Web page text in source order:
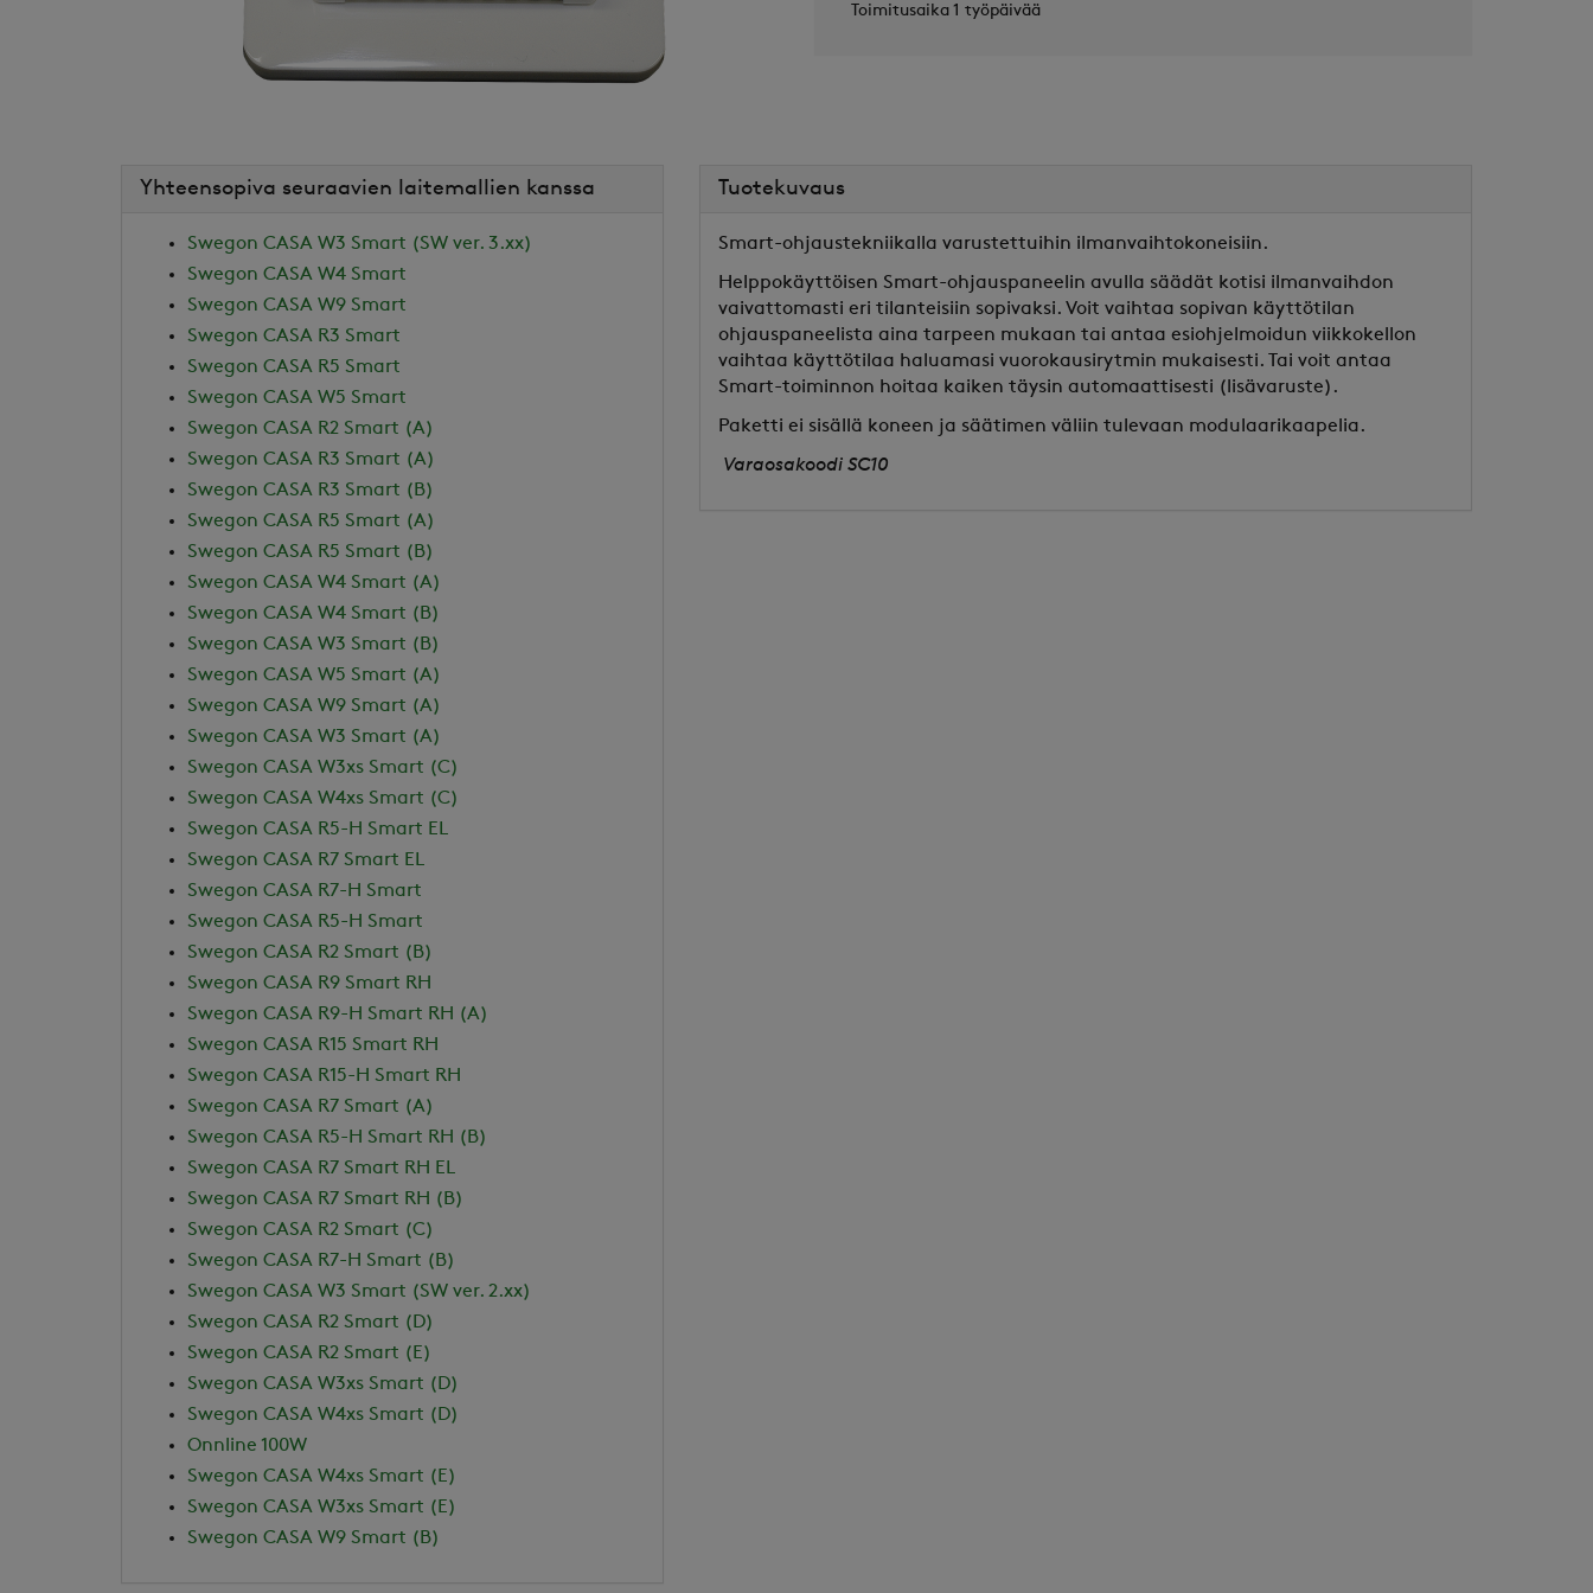
Toimitusaika 1 työpäivää
Tuotekuvaus
Smart-ohjaustekniikalla varustettuihin ilmanvaihtokoneisiin.
Helppokäyttöisen Smart-ohjauspaneelin avulla säädät kotisi ilmanvaihdon
vaivattomasti eri tilanteisiin sopivaksi. Voit vaihtaa sopivan käyttötilan
ohjauspaneelista aina tarpeen mukaan tai antaa esiohjelmoidun viikkokellon
vaihtaa käyttötilaa haluamasi vuorokausirytmin mukaisesti. Tai voit antaa
Smart-toiminnon hoitaa kaiken täysin automaattisesti (lisävaruste).
Paketti ei sisällä koneen ja säätimen väliin tulevaan modulaarikaapelia.
Varaosakoodi SC10
Yhteensopiva seuraavien laitemallien kanssa
Swegon CASA W3 Smart (SW ver. 3.xx)
Swegon CASA W4 Smart
Swegon CASA W9 Smart
Swegon CASA R3 Smart
Swegon CASA R5 Smart
Swegon CASA W5 Smart
Swegon CASA R2 Smart (A)
Swegon CASA R3 Smart (A)
Swegon CASA R3 Smart (B)
Swegon CASA R5 Smart (A)
Swegon CASA R5 Smart (B)
Swegon CASA W4 Smart (A)
Swegon CASA W4 Smart (B)
Swegon CASA W3 Smart (B)
Swegon CASA W5 Smart (A)
Swegon CASA W9 Smart (A)
Swegon CASA W3 Smart (A)
Swegon CASA W3xs Smart (C)
Swegon CASA W4xs Smart (C)
Swegon CASA R5-H Smart EL
Swegon CASA R7 Smart EL
Swegon CASA R7-H Smart
Swegon CASA R5-H Smart
Swegon CASA R2 Smart (B)
Swegon CASA R9 Smart RH
Swegon CASA R9-H Smart RH (A)
Swegon CASA R15 Smart RH
Swegon CASA R15-H Smart RH
Swegon CASA R7 Smart (A)
Swegon CASA R5-H Smart RH (B)
Swegon CASA R7 Smart RH EL
Swegon CASA R7 Smart RH (B)
Swegon CASA R2 Smart (C)
Swegon CASA R7-H Smart (B)
Swegon CASA W3 Smart (SW ver. 2.xx)
Swegon CASA R2 Smart (D)
Swegon CASA R2 Smart (E)
Swegon CASA W3xs Smart (D)
Swegon CASA W4xs Smart (D)
Onnline 100W
Swegon CASA W4xs Smart (E)
Swegon CASA W3xs Smart (E)
Swegon CASA W9 Smart (B)